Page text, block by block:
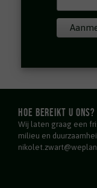
Hoe bereikt u
Wij laten graag een
milieu en